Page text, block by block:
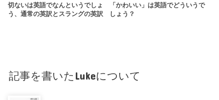
切ないは英語でなんというでしょ
う、通常の英訳とスラングの英訳
「かわいい」は英語でどういうで
しょう？
記事を書いたLukeについて